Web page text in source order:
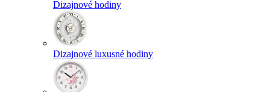
Dizajnové hodiny
Dizajnové luxusné hodiny